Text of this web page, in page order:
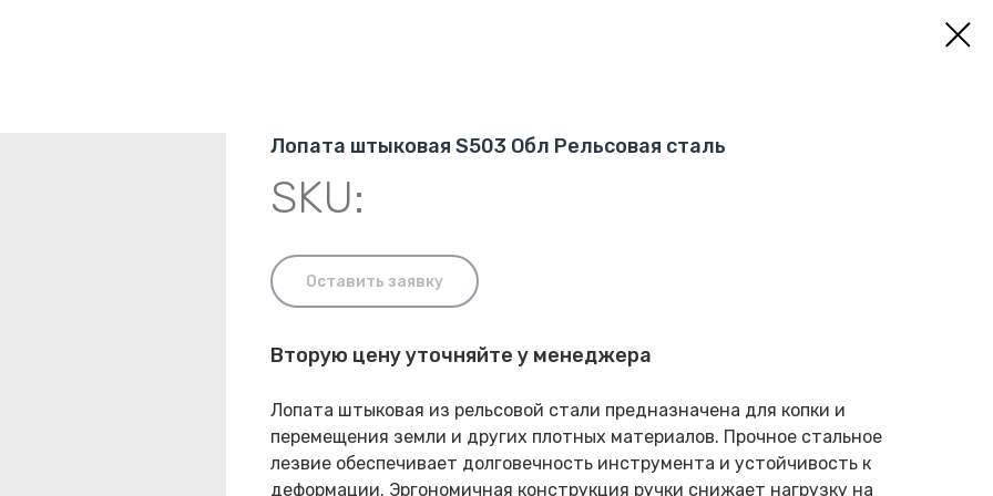
Лопата штыковая S503 Обл Рельсовая сталь
SKU:
Оставить заявку
Вторую цену уточняйте у менеджера
Лопата штыковая из рельсовой стали предназначена для копки и
перемещения земли и других плотных материалов. Прочное стальное
лезвие обеспечивает долговечность инструмента и устойчивость к
деформации. Эргономичная конструкция ручки снижает нагрузку на